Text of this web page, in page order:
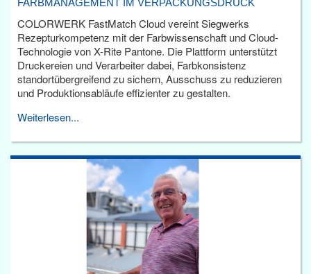
COLORWERK FastMatch Cloud vereint Siegwerks
Rezepturkompetenz mit der Farbwissenschaft und Cloud-
Technologie von X-Rite Pantone. Die Plattform unterstützt
Druckereien und Verarbeiter dabei, Farbkonsistenz
standortübergreifend zu sichern, Ausschuss zu reduzieren
und Produktionsabläufe effizienter zu gestalten.
Weiterlesen...